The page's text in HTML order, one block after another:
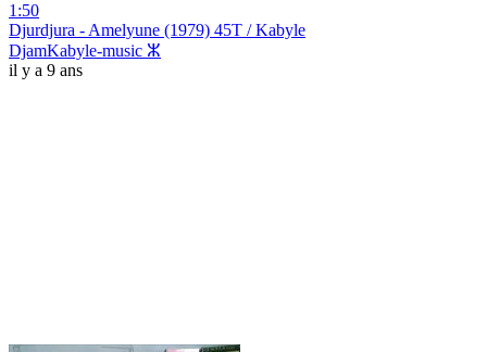
1:50
Djurdjura - Amelyune (1979) 45T / Kabyle
DjamKabyle-music ⵣ
il y a 9 ans